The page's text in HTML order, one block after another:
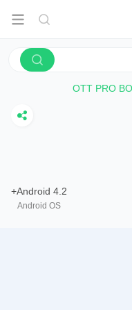
OTT PRO
Android 4.2+
Android OS